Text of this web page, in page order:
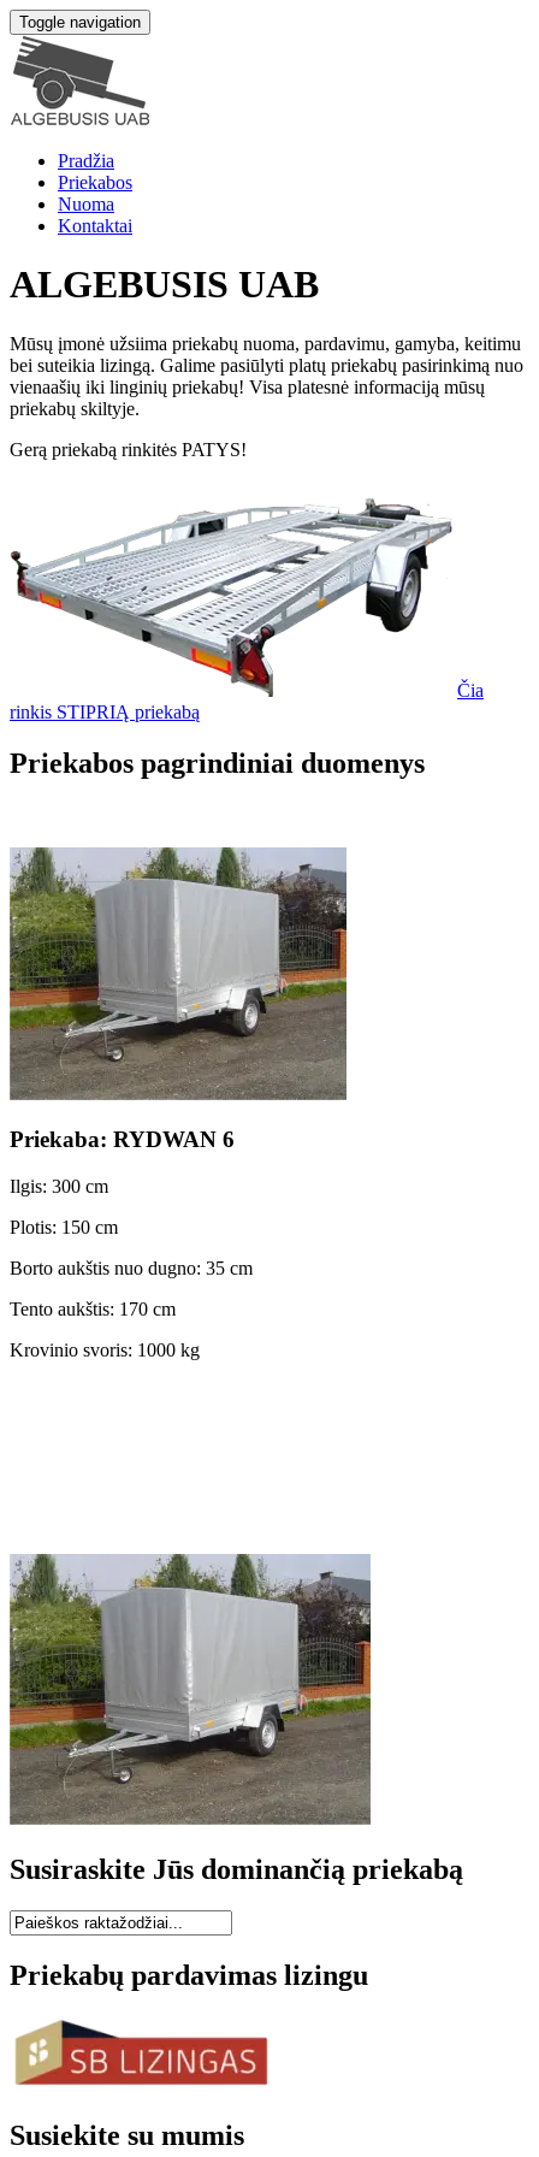
Toggle navigation
Pradžia
Priekabos
Nuoma
Kontaktai
ALGEBUSIS UAB
Mūsų įmonė užsiima priekabų nuoma, pardavimu, gamyba, keitimu
bei suteikia lizingą. Galime pasiūlyti platų priekabų pasirinkimą nuo
vienaašių iki linginių priekabų! Visa platesnė informaciją mūsų
priekabų skiltyje.
Gerą priekabą rinkitės PATYS!
Čia
rinkis STIPRIĄ priekabą
Priekabos pagrindiniai duomenys
Priekaba: RYDWAN 6
Ilgis: 300 cm
Plotis: 150 cm
Borto aukštis nuo dugno: 35 cm
Tento aukštis: 170 cm
Krovinio svoris: 1000 kg
Susiraskite Jūs dominančią priekabą
Priekabų pardavimas lizingu
Susiekite su mumis